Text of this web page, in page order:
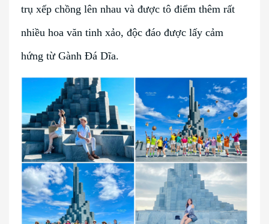
trụ xếp chồng lên nhau và được tô điểm thêm rất
nhiều hoa văn tinh xảo, độc đáo được lấy cảm
hứng từ Gành Đá Dĩa.